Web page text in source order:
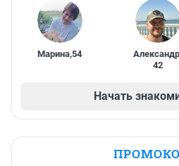
Марина,54 Александр
42
Начать